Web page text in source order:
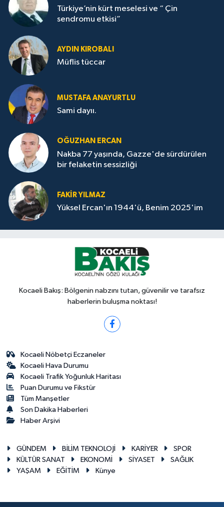
Türkiye’nin kürt meselesi ve “ Çin
sendromu etkisi”
AYDIN KIROBALI
Müflis tüccar
MUSTAFA ANAYURTLU
Sami dayıı.
OĞUZHAN ERCAN
Nakba 77 yaşında, Gazze'de sürdürülen
bir felaketin sessizliği
FAKİR YILMAZ
Yüksel Ercan'ın 1944'ü, Benim 2025'im
Kocaeli Bakış: Bölgenin nabzını tutan, güvenilir ve tarafsız
haberlerin buluşma noktası!
Kocaeli Nöbetçi Eczaneler
Kocaeli Hava Durumu
Kocaeli Trafik Yoğunluk Haritası
Puan Durumu ve Fikstür
Tüm Manşetler
Son Dakika Haberleri
Haber Arşivi
GÜNDEM BİLİM TEKNOLOJİ KARİYER
SPOR
KÜLTÜR SANAT
EKONOMİ SİYASET
SAĞLIK
YAŞAM
EĞİTİM Künye